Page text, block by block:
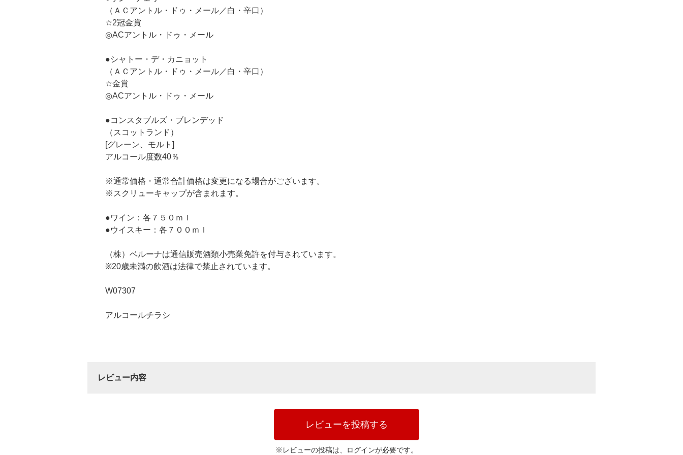
（ＡＣアントル・ドゥ・メール／白・辛口）
☆2冠金賞
◎ACアントル・ドゥ・メール
●シャトー・デ・カニョット
（ＡＣアントル・ドゥ・メール／白・辛口）
☆金賞
◎ACアントル・ドゥ・メール
●コンスタブルズ・ブレンデッド
（スコットランド）
[グレーン、モルト]
アルコール度数40％
※通常価格・通常合計価格は変更になる場合がございます。
※スクリューキャップが含まれます。
●ワイン：各７５０ｍｌ
●ウイスキー：各７００ｍｌ
（株）ベルーナは通信販売酒類小売業免許を付与されています。
※20歳未満の飲酒は法律で禁止されています。
W07307
アルコールチラシ
レビュー内容
レビューを投稿する
※レビューの投稿は、ログインが必要です。